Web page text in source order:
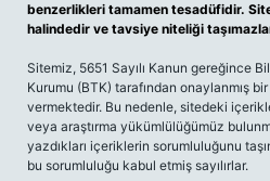
benzerlikleri tamamen tesadüfidir.
halindedir ve tavsiye niteliği
Sitemiz, 5651 Sayılı Kanun gereğince
Kurumu (BTK) tarafından onaylanmış
vermektedir. Bu nedenle, sitedeki
veya araştırma yükümlülüğümüz
yazdıkları içeriklerin sorumluluğunu
bu sorumluluğu kabul etmiş sayılırlar.